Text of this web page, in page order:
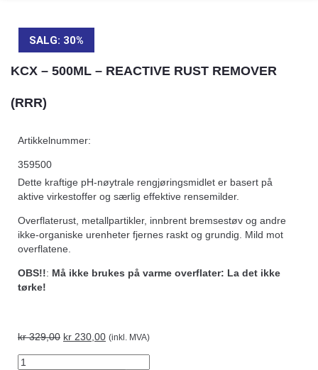
SALG: 30%
KCX – 500ML – REACTIVE RUST REMOVER
(RRR)
Artikkelnummer:
359500
Dette kraftige pH-nøytrale rengjøringsmidlet er basert på
aktive virkestoffer og særlig effektive rensemilder.
Overflaterust, metallpartikler, innbrent bremsestøv og andre
ikke-organiske urenheter fjernes raskt og grundig. Mild mot
overflatene.
OBS!!: Må ikke brukes på varme overflater: La det ikke
tørke!
kr329,00 kr 230,00 (inkl. MVA)